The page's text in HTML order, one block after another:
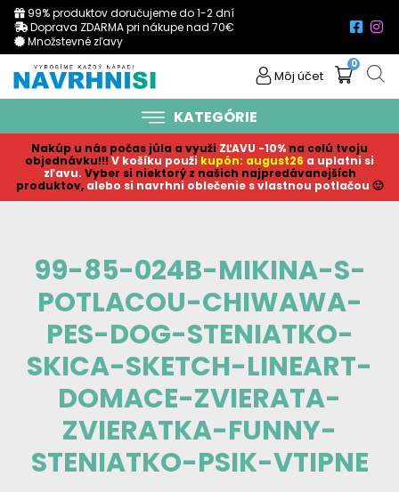
99% produktov doručujeme do 1-2 dní
Doprava ZDARMA pri nákupe nad 70€
Množstevné zľavy
Môj účet
0
KATEGÓRIE
Nakúp u nás počas júla a využi ZĽAVU -10% na celú tvoju
objednávku!!! V košíku použi kupón: august26 a uplatni si
zľavu. Vyber si niektorý z našich najpredávanejších
produktov, alebo si navrhni oblečenie s vlastnou potlačou 🙂
99-85-024B-MIKINA-S-
POTLACOU-CHIWAWA-
PES-DOG-STENIATKO-
SKICA-SKETCH-LINEART-
DOMACE-ZVIERATA-
ZVIERATKA-FUNNY-
STENIATKO-PSIK-VTIPNE